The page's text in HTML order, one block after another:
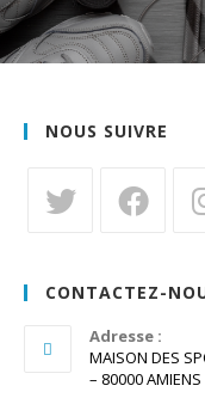
NOUS SUIVRE
un
un
nouvel
onglet
un
CONTACTEZ-
Adresse :
MAISON DES
– 80000 AMIENS